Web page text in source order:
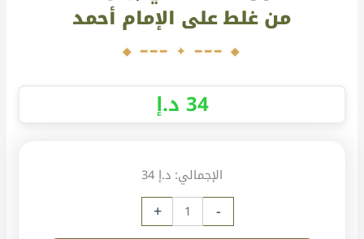
من غلط على الإمام أحمد
-
+
الإجمالي: د.إ 34
34 د.إ